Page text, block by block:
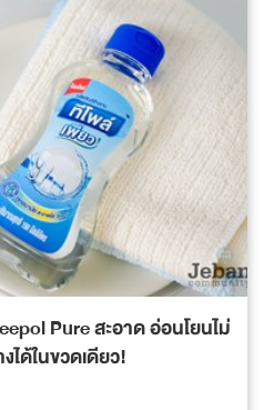
Pure สะอาด อ่อนโยนไม่
ได้ในขวดเดียว!